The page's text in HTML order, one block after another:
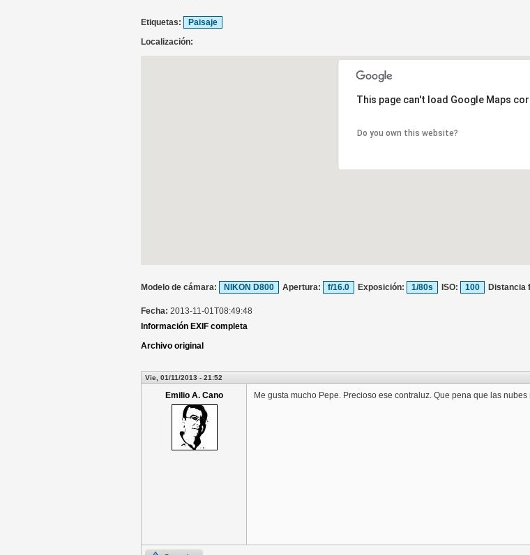
Etiquetas:
Paisaje
Localización:
This page can't load Google Maps
Do you own this website?
Modelo de cámara: NIKON D800 Apertura: f/16.0 Exposición: 1/80s ISO: 100 Distancia
Fecha: 2013-11-01T08:49:48
Información EXIF completa
Archivo original
Vie, 01/11/2013 - 21:52
Emilio A. Cano
Me gusta mucho Pepe. Precioso ese contraluz. Que pena que las